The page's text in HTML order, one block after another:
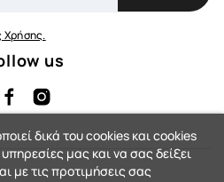
us
δικά του cookies και cookies
μας και να σας δείξει
με τις προτιμήσεις σας